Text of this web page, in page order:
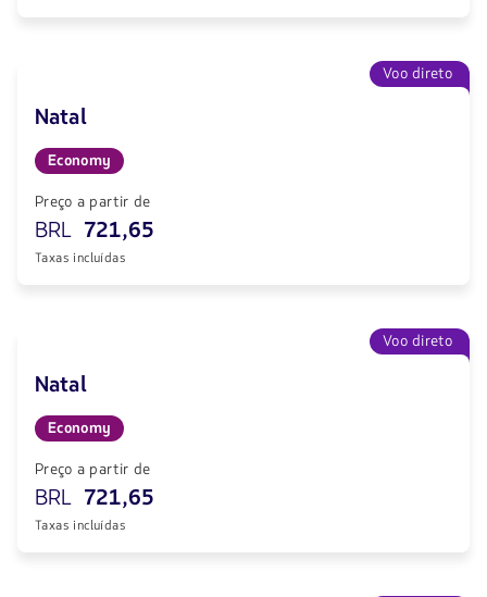
Voo direto
Natal
Economy
Preço a partir de
BRL 721,65
Taxas incluídas
Voo direto
Natal
Economy
Preço a partir de
BRL 721,65
Taxas incluídas